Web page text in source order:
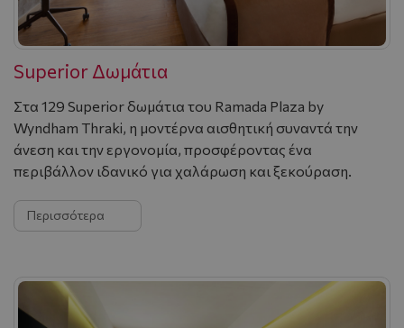
Superior Δωμάτια
Στα 129 Superior δωμάτια του Ramada Plaza by
Wyndham Thraki, η μοντέρνα αισθητική συναντά την
άνεση και την εργονομία, προσφέροντας ένα
περιβάλλον ιδανικό για χαλάρωση και ξεκούραση.
Περισσότερα